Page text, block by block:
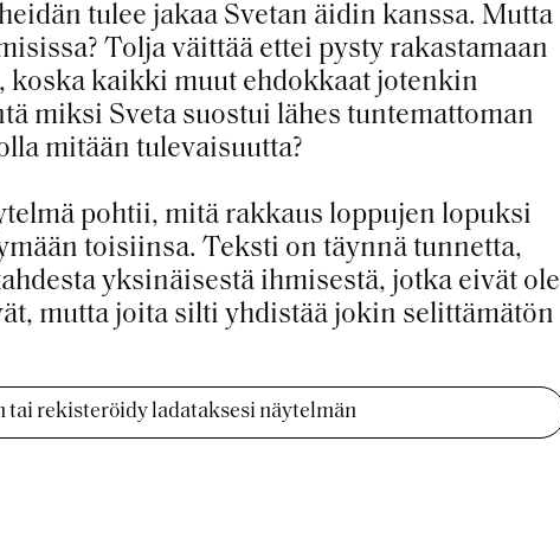
tulee jakaa Svetan äidin kanssa. Mutta
Tolja väittää ettei pysty rakastamaan
koska kaikki muut ehdokkaat jotenkin
miksi Sveta suostui lähes tuntemattoman
mitään tulevaisuutta?
pohtii, mitä rakkaus loppujen lopuksi
toisiinsa. Teksti on täynnä tunnetta,
yksinäisestä ihmisestä, jotka eivät ole
mutta joita silti yhdistää jokin selittämätön
tai rekisteröidy ladataksesi näytelmän